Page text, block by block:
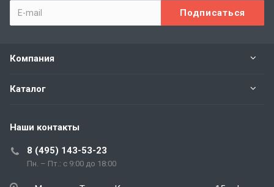
Компания
Каталог
Наши контакты
8 (495) 143-53-23
Пн. – Пт.: с 9:00 до 18:00